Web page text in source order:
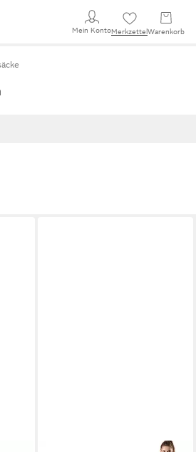
Mein KontoMerkzettel Warenkorb